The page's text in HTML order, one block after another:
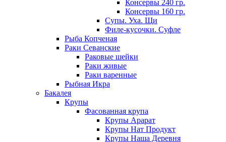
Консервы 240 гр.
Консервы 160 гр.
Супы. Уха. Щи
Филе-кусочки. Суфле
Рыба Копченая
Раки Севанские
Раковые шейки
Раки живые
Раки варенные
Рыбная Икра
Бакалея
Крупы
Фасованная крупа
Крупы Арарат
Крупы Нат Продукт
Крупы Наша Деревня